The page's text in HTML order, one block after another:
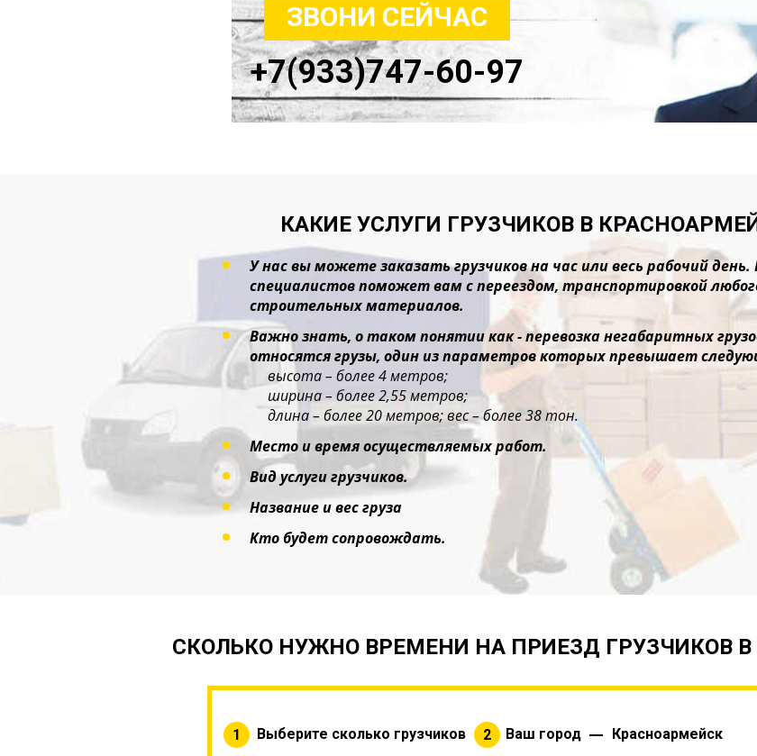
ЗВОНИ СЕЙЧАС
+7(933)747-60-97
КАКИЕ УСЛУГИ ГРУЗЧИКОВ В
У нас вы можете заказать грузчиков на час или весь рабочий
специалистов поможет вам с переездом, транспортировкой
строительных материалов.
Важно знать, о таком понятии как - перевозка негабаритных
относятся грузы, один из параметров которых превышает
высота – более 4 метров;
ширина – более 2,55 метров;
длина – более 20 метров; вес – более 38 тон.
Место и время осуществляемых работ.
Вид услуги грузчиков.
Название и вес груза
Кто будет сопровождать.
СКОЛЬКО НУЖНО ВРЕМЕНИ НА ПРИЕЗД ГРУЗЧИКОВ
Выберите сколько грузчиков Ваш город Красноармейск